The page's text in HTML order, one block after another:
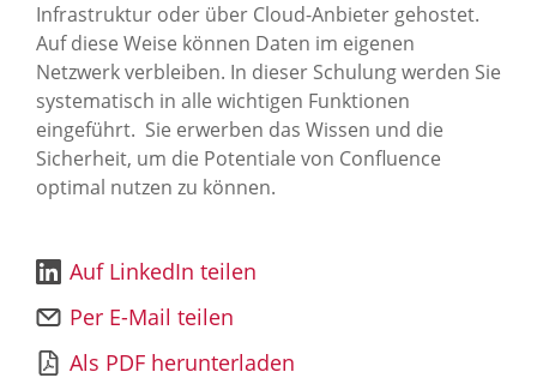
Infrastruktur oder über Cloud-Anbieter gehostet.
Auf diese Weise können Daten im eigenen
Netzwerk verbleiben. In dieser Schulung werden Sie
systematisch in alle wichtigen Funktionen
eingeführt. Sie erwerben das Wissen und die
Sicherheit, um die Potentiale von Confluence
optimal nutzen zu können.
Auf LinkedIn teilen
Per E-Mail teilen
Als PDF herunterladen